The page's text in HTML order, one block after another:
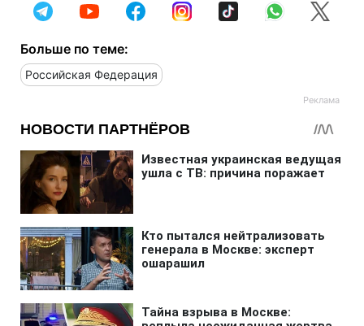
Больше по теме:
Российская Федерация